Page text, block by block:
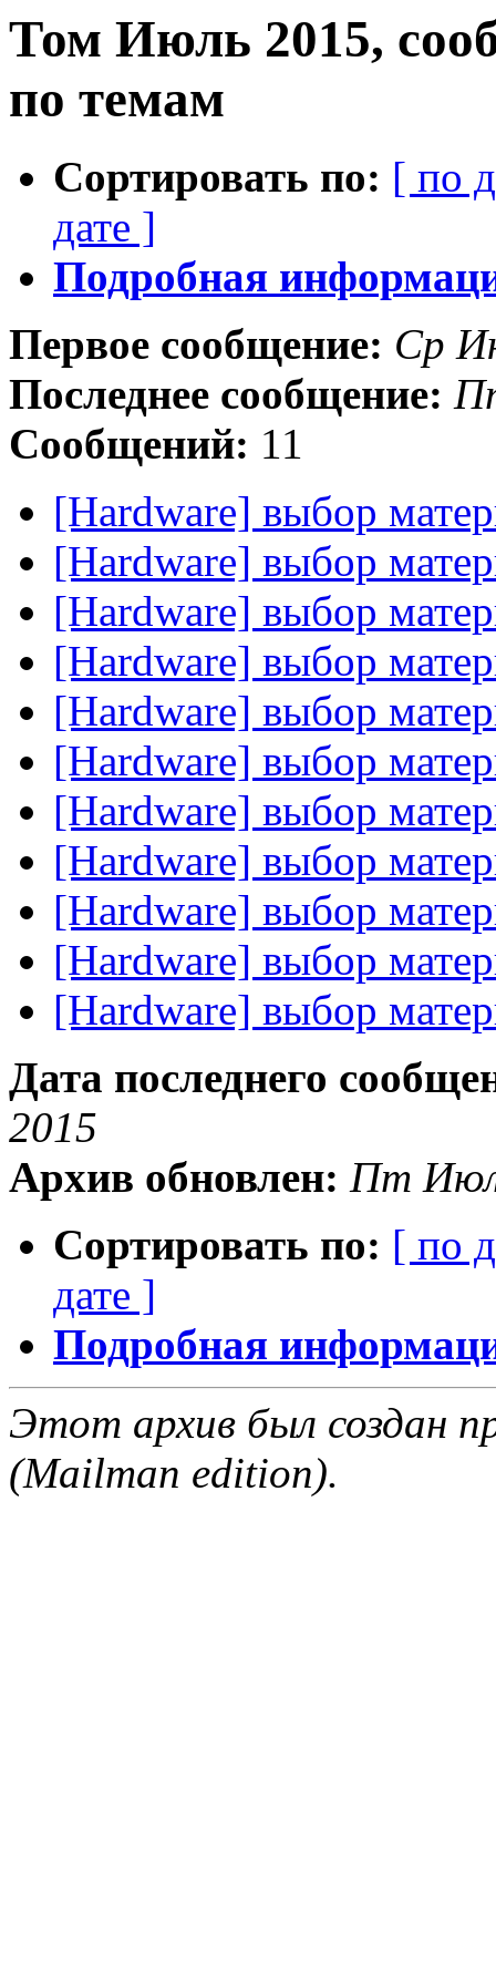
Том Июль 2015,
по темам
Сортировать по: [ по
дате ]
Подробная
Первое сообщение: Ср
Последнее сообщение:
Сообщений: 11
[Hardware] выбор
[Hardware] выбор
[Hardware] выбор
[Hardware] выбор
[Hardware] выбор
[Hardware] выбор
[Hardware] выбор
[Hardware] выбор
[Hardware] выбор
[Hardware] выбор
[Hardware] выбор
Дата последнего
2015
Архив обновлен: Пт Июл
Сортировать по: [ по
дате ]
Подробная
Этот архив был создан
(Mailman edition).